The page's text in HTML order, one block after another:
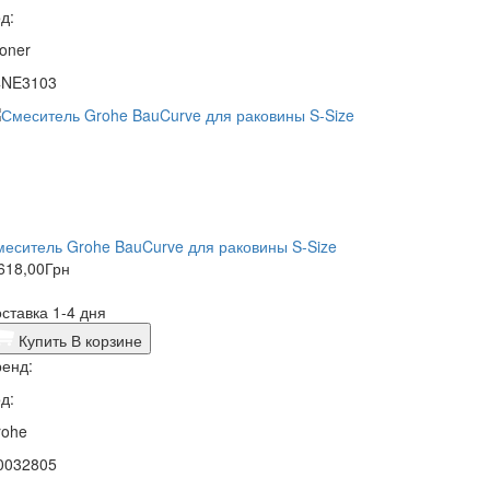
Grohe BauCurve для раковины S-Size
Грн
1-4 дня
Купить В корзине